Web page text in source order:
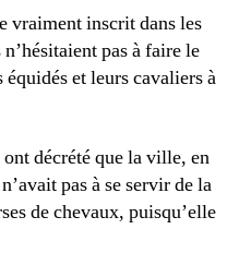
vraiment inscrit dans les
pas à faire le
et leurs cavaliers à
décrété que la ville, en
pas à se servir de la
de chevaux, puisqu’elle